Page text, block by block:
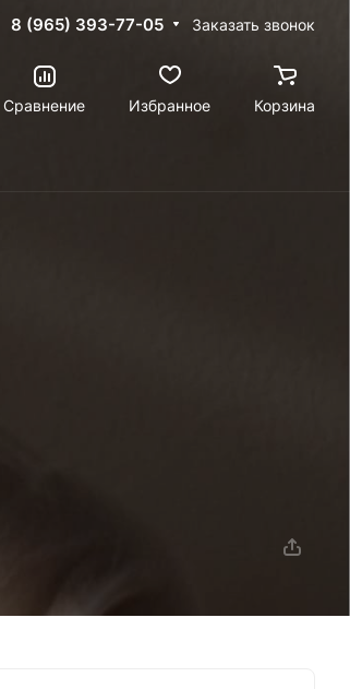
8 (965) 393-77-05 Заказать звонок
Сравнение Избранное Корзина